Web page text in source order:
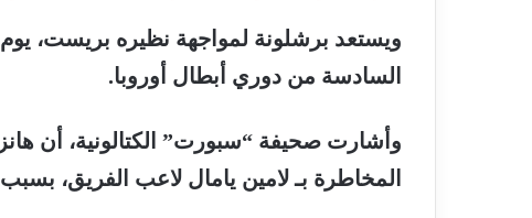
ويستعد برشلونة لمواجهة نظيره بريست، يوم
السادسة من دوري أبطال أوروبا.
وأشارت صحيفة “سبورت” الكتالونية، أن هانز
المخاطرة بـ لامين يامال لاعب الفريق، بسبب